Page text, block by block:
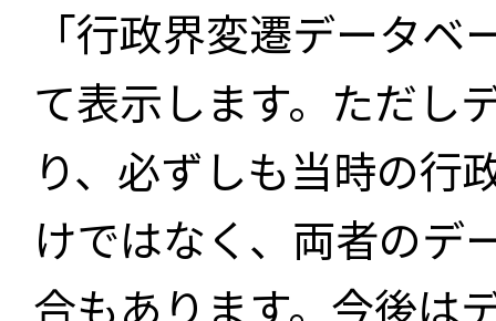
「行政界変遷データ
て表示します。ただし
り、必ずしも当時の行
けではなく、両者のデ
合もあります。今後は